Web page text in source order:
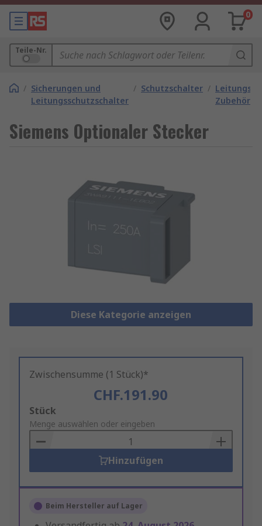
0
Teile-Nr.
/ Sicherungen und
Leitungsschutzschalter
/ Schutzschalter /
Zubehör
Siemens Optionaler Stecker
Diese Kategorie anzeigen
Zwischensumme (1 Stück)*
CHF.191.90
Add
to
Basket
Stück
Menge auswählen oder eingeben
Hinzufügen
Beim Hersteller auf Lager